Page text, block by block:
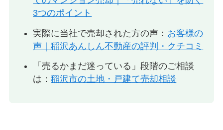
3つのポイント
実際に当社で売却された方の声： お客様の
声｜稲沢あんしん不動産の評判・クチコミ
「売るかまだ迷っている」段階のご相談
は：稲沢市の土地・戸建て売却相談